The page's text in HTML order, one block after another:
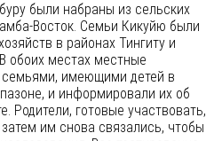
были набраны из сельских
Восток. Семьи Кикуйю были
в районах Тингиту и
обоих местах местные
имеющими детей в
и информировали их об
Родители, готовые участвовать,
им снова связались, чтобы